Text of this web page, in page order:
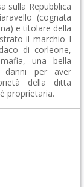
sulla Repubblica
(cognata
e titolare della
il marchio I
di corleone,
una bella
danni per aver
della ditta
proprietaria.